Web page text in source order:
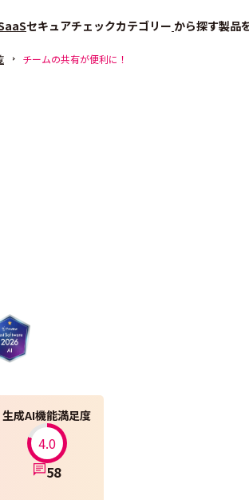
セキュアチェックカテゴリー から探す製品
チームの共有が便利に！
生成AI機能満足度
4.0
58